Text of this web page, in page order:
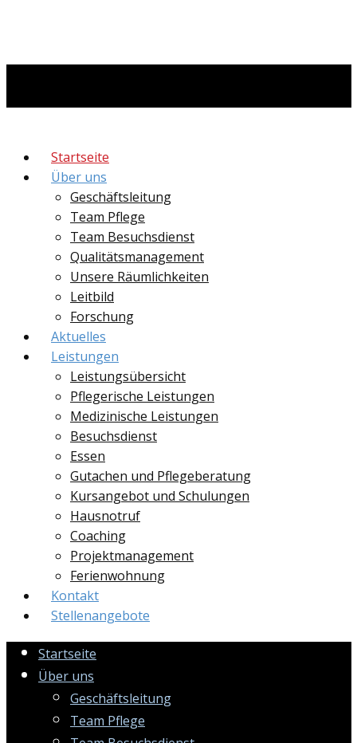
Startseite
Über uns
Geschäftsleitung
Team Pflege
Team Besuchsdienst
Qualitätsmanagement
Unsere Räumlichkeiten
Leitbild
Forschung
Aktuelles
Leistungen
Leistungsübersicht
Pflegerische Leistungen
Medizinische Leistungen
Besuchsdienst
Essen
Gutachen und Pflegeberatung
Kursangebot und Schulungen
Hausnotruf
Coaching
Projektmanagement
Ferienwohnung
Kontakt
Stellenangebote
Startseite
Über uns
Geschäftsleitung
Team Pflege